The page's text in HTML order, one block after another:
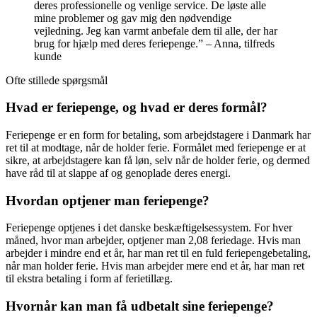
deres professionelle og venlige service. De løste alle
mine problemer og gav mig den nødvendige
vejledning. Jeg kan varmt anbefale dem til alle, der har
brug for hjælp med deres feriepenge.” – Anna, tilfreds
kunde
Ofte stillede spørgsmål
Hvad er feriepenge, og hvad er deres formål?
Feriepenge er en form for betaling, som arbejdstagere i Danmark har
ret til at modtage, når de holder ferie. Formålet med feriepenge er at
sikre, at arbejdstagere kan få løn, selv når de holder ferie, og dermed
have råd til at slappe af og genoplade deres energi.
Hvordan optjener man feriepenge?
Feriepenge optjenes i det danske beskæftigelsessystem. For hver
måned, hvor man arbejder, optjener man 2,08 feriedage. Hvis man
arbejder i mindre end et år, har man ret til en fuld feriepengebetaling,
når man holder ferie. Hvis man arbejder mere end et år, har man ret
til ekstra betaling i form af ferietillæg.
Hvornår kan man få udbetalt sine feriepenge?